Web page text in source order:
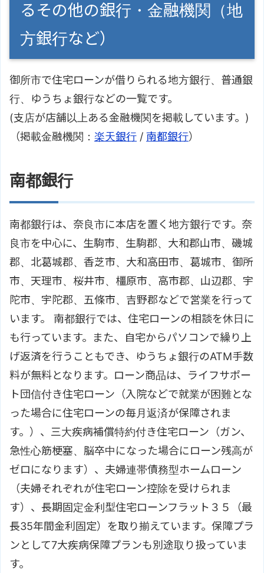
るその他の銀行・金融機関（地
方銀行など）
御所市で住宅ローンが借りられる地方銀行、普通銀
行、ゆうちょ銀行などの一覧です。
(支店が店舗以上ある金融機関を掲載しています。)
（掲載金融機関： 楽天銀行 / 南都銀行）
南都銀行
南都銀行は、奈良市に本店を置く地方銀行です。奈
良市を中心に、生駒市、生駒郡、大和郡山市、磯城
郡、北葛城郡、香芝市、大和高田市、葛城市、御所
市、天理市、桜井市、橿原市、高市郡、山辺郡、宇
陀市、宇陀郡、五條市、吉野郡などで営業を行って
います。 南都銀行では、住宅ローンの相談を休日に
も行っています。また、自宅からパソコンで繰り上
げ返済を行うこともでき、ゆうちょ銀行のATM手数
料が無料となります。ローン商品は、ライフサポー
ト団信付き住宅ローン（入院などで就業が困難とな
った場合に住宅ローンの毎月返済が保障されま
す。）、三大疾病補償特約付き住宅ローン（ガン、
急性心筋梗塞、脳卒中になった場合にローン残高が
ゼロになります）、夫婦連帯債務型ホームローン
（夫婦それぞれが住宅ローン控除を受けられま
す）、長期固定金利型住宅ローンフラット３５（最
長35年間金利固定）を取り揃えています。保障プラ
ンとして7大疾病保障プランも別途取り扱っていま
す。